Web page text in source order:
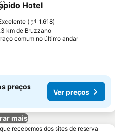
Adicionar aos favoritos
Hotel
1.618
km de Bruzzano
comum no último andarVer
preços
Ver preços
mais
recebemos dos sites de reserva